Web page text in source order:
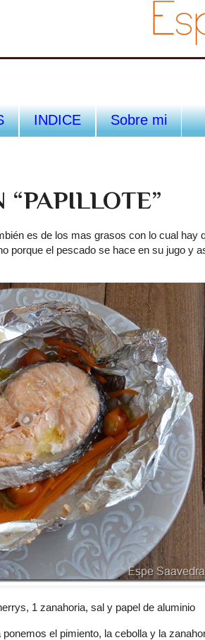
INDICE Sobre mi
es de los mas grasos con lo cual hay
porque el pescado se hace en su jugo y
1 zanahoria, sal y papel de aluminio
el pimiento, la cebolla y la